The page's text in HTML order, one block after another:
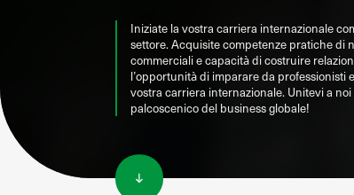
Iniziate la vostra carriera internazionale
settore. Acquisite competenze pratiche di
commerciali e capacità di costruire
l’opportunità di imparare da professionisti
vostra carriera internazionale. Unitevi a
palcoscenico del business globale!